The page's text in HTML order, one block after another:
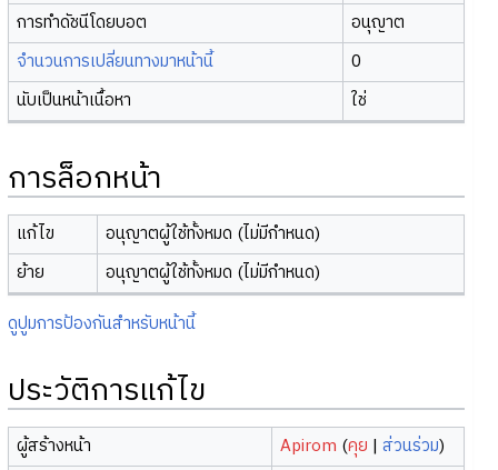
การทำดัชนีโดยบอต
อนุญาต
จำนวนการเปลี่ยนทางมาหน้านี้
0
นับเป็นหน้าเนื้อหา
ใช่
การล็อกหน้า
แก้ไข
อนุญาตผู้ใช้ทั้งหมด (ไม่มีกำหนด)
ย้าย
อนุญาตผู้ใช้ทั้งหมด (ไม่มีกำหนด)
ดูปูมการป้องกันสำหรับหน้านี้
ประวัติการแก้ไข
ผู้สร้างหน้า Apirom (คุย |ส่วนร่วม)